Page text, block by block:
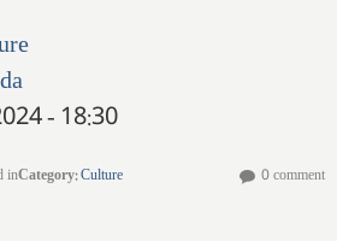
- 18:30
inCategory:Culture 0 comment